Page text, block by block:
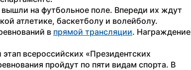
на футбольное поле. Впереди их ждут
атлетике, баскетболу и волейболу.
в прямой трансляции. Награждение
всероссийских «Президентских
пройдут по пяти видам спорта. В